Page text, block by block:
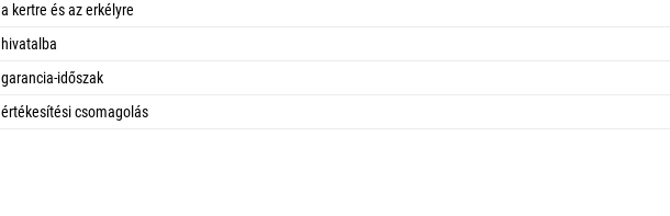
a kertre és az erkélyre
hivatalba
garancia-időszak
értékesítési csomagolás